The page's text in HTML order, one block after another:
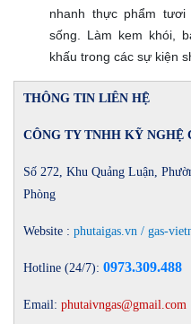
nhanh thực phẩm
sống. Làm kem khói,
khấu trong các sự kiện
THÔNG TIN LIÊN HỆ
CÔNG TY TNHH KỸ NGHỆ
Số 272, Khu Quảng Luận,
Phòng
Website : phutaigas.vn / gas-
Hotline (24/7): 0973.309.488
Email: phutaivngas@gmail.com